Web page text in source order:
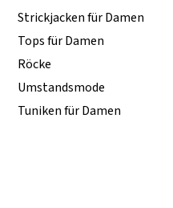
Strickjacken für Damen
Tops für Damen
Röcke
Umstandsmode
Tuniken für Damen